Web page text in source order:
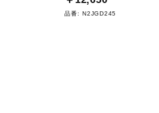
品番: N2JGD245